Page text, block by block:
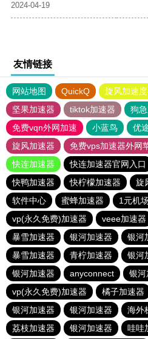
2024-04-19
友情链接
网站地图 QuickQ 旋风加速
坚果加速器
tiktok加速器
狗
免费vqn外网加速
小蓝鸟 优
旋风加速器
免费vps加速器外网
快连加速器
快连加速器官网入口
快鸭加速器
快柠檬加速器 旋
软件中心
蜜蜂加速器 1元机场
vp(永久免费)加速器
veee加速器
暴雪加速器
银河加速器 银河
暴雪加速器
青柠加速器 银河
银河加速器
anyconnect 银河
vp(永久免费)加速器
橘子加速器
银河加速器
银河加速器 海外
荔枝加速器
银河加速器 哇哇